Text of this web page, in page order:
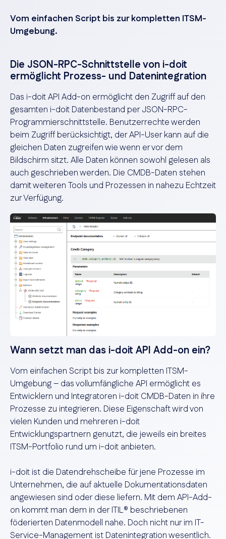
Vom einfachen Script bis zur kompletten ITSM-
Umgebung.
Die JSON-RPC-Schnittstelle von i-doit
ermöglicht Prozess- und Datenintegration
Das i-doit API Add-on ermöglicht den Zugriff auf den
gesamten i-doit Datenbestand per JSON-RPC-
Programmierschnittstelle. Benutzerrechte werden
beim Zugriff berücksichtigt, der API-User kann auf die
gleichen Daten zugreifen wie wenn er vor dem
Bildschirm sitzt. Alle Daten können sowohl gelesen als
auch geschrieben werden. Die CMDB-Daten stehen
damit weiteren Tools und Prozessen in nahezu Echtzeit
zur Verfügung.
Wann setzt man das i-doit API Add-on ein?
Vom einfachen Script bis zur kompletten ITSM-
Umgebung – das vollumfängliche API ermöglicht es
Entwicklern und Integratoren i-doit CMDB-Daten in ihre
Prozesse zu integrieren. Diese Eigenschaft wird von
vielen Kunden und mehreren i-doit
Entwicklungspartnern genutzt, die jeweils ein breites
ITSM-Portfolio rund um i-doit anbieten.
i-doit ist die Datendrehscheibe für jene Prozesse im
Unternehmen, die auf aktuelle Dokumentationsdaten
angewiesen sind oder diese liefern. Mit dem API-Add-
on kommt man dem in der ITIL® beschriebenen
föderierten Datenmodell nahe. Doch nicht nur im IT-
Service-Management ist Datenintegration wesentlich.